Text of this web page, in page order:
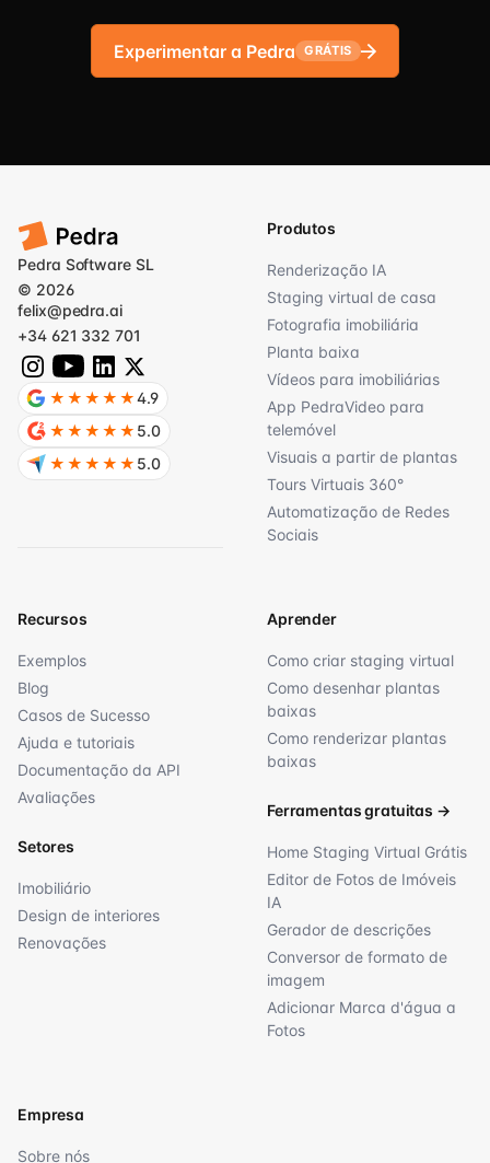
Experimentar a Pedra GRÁTIS
Produtos
Renderização IA
Staging virtual de casa
Fotografia imobiliária
Planta baixa
Vídeos para imobiliárias
App PedraVideo para
telemóvel
Visuais a partir de plantas
Tours Virtuais 360°
Automatização de Redes
Sociais
Recursos
Exemplos
Blog
Casos de Sucesso
Ajuda e tutoriais
Documentação da API
Avaliações
Setores
Imobiliário
Design de interiores
Renovações
Aprender
Como criar staging virtual
Como desenhar plantas
baixas
Como renderizar plantas
baixas
Ferramentas gratuitas →
Home Staging Virtual Grátis
Editor de Fotos de Imóveis
IA
Gerador de descrições
Conversor de formato de
imagem
Adicionar Marca d'água a
Fotos
Empresa
Sobre nós
Pedra Software SL
© 2026
felix@pedra.ai
+34 621 332 701
★★★★★4.9
★★★★★ 5.0
★★★★★ 5.0